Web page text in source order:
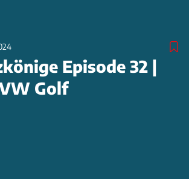
Episode 32 |
Golf